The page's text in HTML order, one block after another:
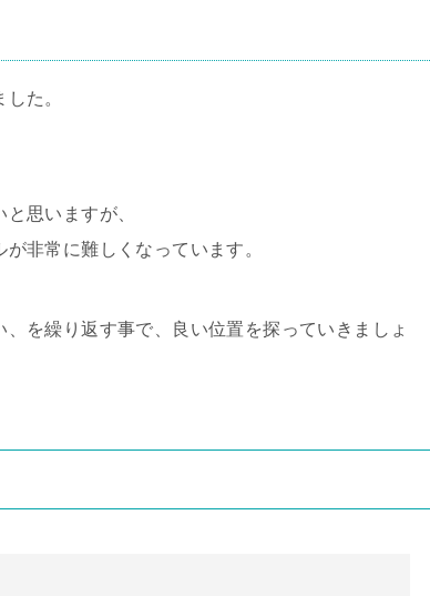
た。
思いますが、
非常に難しくなっています。
を繰り返す事で、良い位置を探っていきましょ